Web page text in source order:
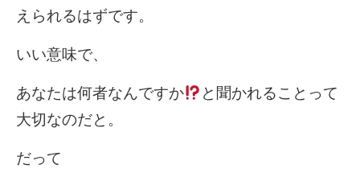
えられるはずです。
いい意味で、
あなたは何者なんですか
と聞かれることって
大切なのだと。
だって